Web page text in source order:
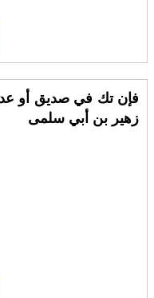
فإن تك في صديق أو
زهير بن أبي سلمى